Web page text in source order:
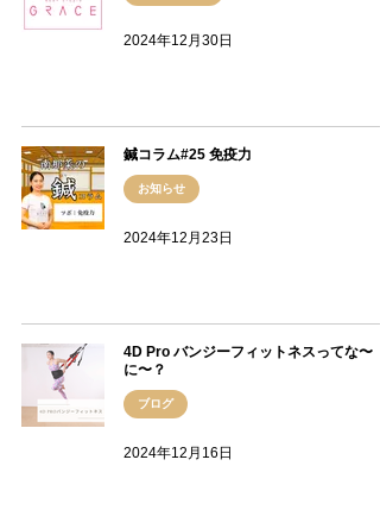
2024年12月30日
鍼コラム#25 免疫力
お知らせ
2024年12月23日
4D Pro バンジーフィットネスってな〜
に〜？
ブログ
2024年12月16日